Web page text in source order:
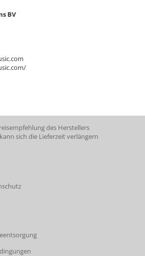
BV
des Herstellers
sich die Lieferzeit verlängern